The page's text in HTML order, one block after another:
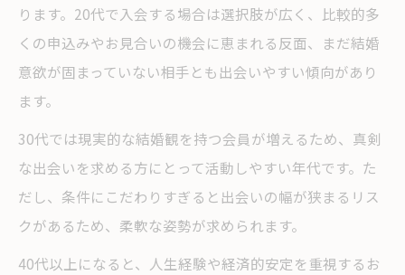
ります。20代で入会する場合は選択肢が広く、比較的多
くの申込みやお見合いの機会に恵まれる反面、まだ結婚
意欲が固まっていない相手とも出会いやすい傾向があり
ます。
30代では現実的な結婚観を持つ会員が増えるため、真剣
な出会いを求める方にとって活動しやすい年代です。た
だし、条件にこだわりすぎると出会いの幅が狭まるリス
クがあるため、柔軟な姿勢が求められます。
40代以上になると、人生経験や経済的安定を重視するお